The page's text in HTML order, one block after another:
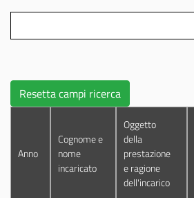
Resetta campi ricerca
Anno
Cognome e
nome
incaricato
Oggetto
della
prestazione
e ragione
dell'incarico